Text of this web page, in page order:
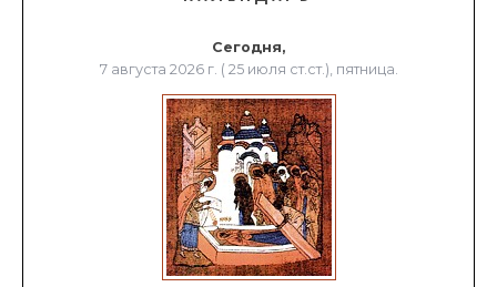
Сегодня,
7 августа 2026 г. ( 25 июля ст.ст.), пятница.